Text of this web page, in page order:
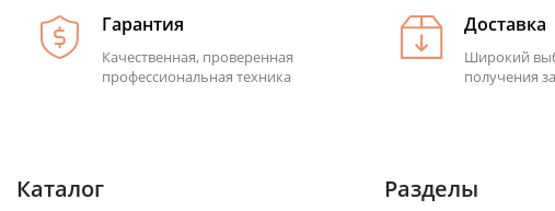
Гарантия
Качественная, проверенная
профессиональная техника
Доставка
Широкий
получения
Каталог Разделы